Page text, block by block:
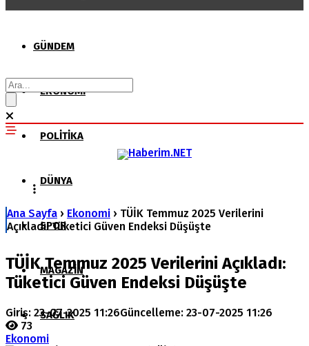
GÜNDEM
EKONOMI
POLITIKA
DÜNYA
SPOR
MAGAZIN
SAĞLIK
Ana Sayfa › Ekonomi › TÜİK Temmuz 2025 Verilerini
Açıkladı: Tüketici Güven Endeksi Düşüşte
TÜİK Temmuz 2025 Verilerini Açıkladı:
Tüketici Güven Endeksi Düşüşte
Giriş: 23-07-2025 11:26Güncelleme: 23-07-2025 11:26
73
Ekonomi